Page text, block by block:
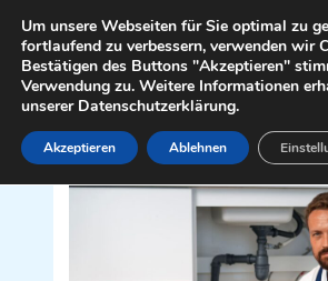
Inhalt
springen
Sanitär Installateur für
Um unsere Webseiten für Sie optimal zu
fortlaufend zu verbessern, verwenden wir
Bestätigen des Buttons "Akzeptieren"
Verwendung zu. Weitere Informationen
unserer Datenschutzerklärung.
Akzeptieren Ablehnen